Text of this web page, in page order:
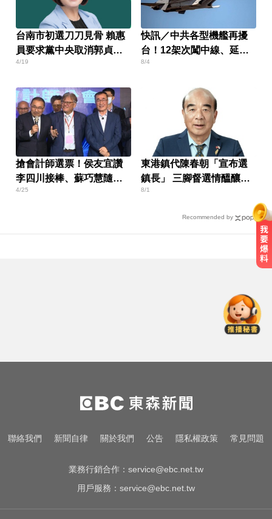
台南市初選刀刀見骨 賴惠
員要求黨中央取消郭貞慧
資格
4/19
快訊／中共各型機艦再擾
台！12架次闖中線、延伸
線
8/4
搶會計師選票！侯友宜讚
李四川接棒、蘇巧慧隨後
到
4/25
東港鎮代陳春朝「宣布選
鎮長」 三腳督選情醞釀
中！
8/1
Recommended by
時間拉長 北台恐迎狂風暴雨
中職／日本女星松川星首次來台開
球！為統一獅女孩日揭幕
採購疫苗遭詐騙 慈濟委任律師發聲
聯絡我們 新聞自律 關於我們 公告 隱私權政策 常見問題
業務行銷合作： service@ebc.net.tw
用戶服務： service@ebc.net.tw